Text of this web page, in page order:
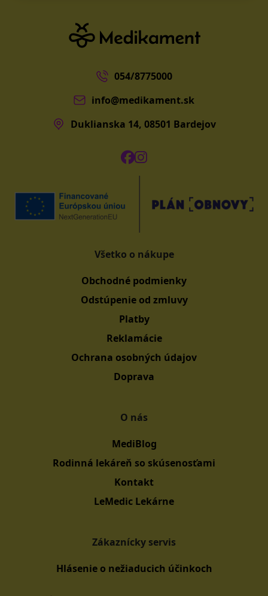
054/8775000
info@medikament.sk
Duklianska 14, 08501 Bardejov
Všetko o nákupe
Obchodné podmienky
Odstúpenie od zmluvy
Platby
Reklamácie
Ochrana osobných údajov
Doprava
O nás
MediBlog
Rodinná lekáreň so skúsenosťami
Kontakt
LeMedic Lekárne
Zákaznícky servis
Hlásenie o nežiaducich účinkoch